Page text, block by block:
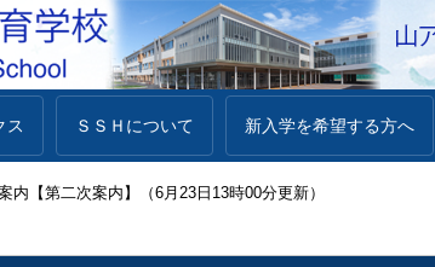
ス ＳＳＨについて 新入学を希望する方へ
内【第二次案内】（6月23日13時00分更新）